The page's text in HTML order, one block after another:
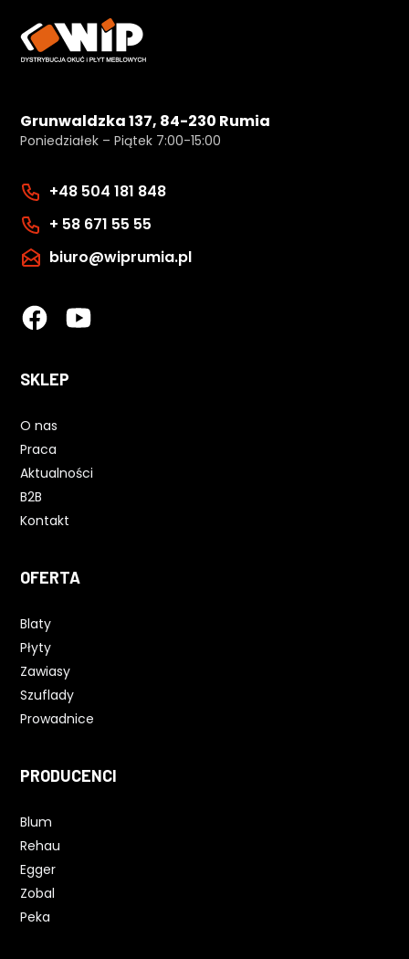
Grunwaldzka 137, 84-230 Rumia
Poniedziałek – Piątek 7:00-15:00
+48 504 181 848
+ 58 671 55 55
biuro@wiprumia.pl
SKLEP
O nas
Praca
Aktualności
B2B
Kontakt
OFERTA
Blaty
Płyty
Zawiasy
Szuflady
Prowadnice
PRODUCENCI
Blum
Rehau
Egger
Zobal
Peka